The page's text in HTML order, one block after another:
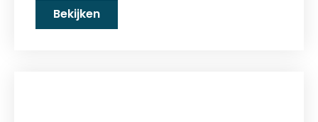
Bekijken